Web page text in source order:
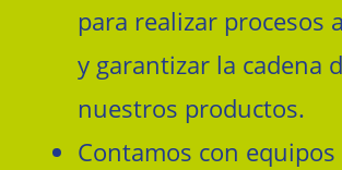
para realizar procesos
y garantizar la cadena
nuestros productos.
Contamos con